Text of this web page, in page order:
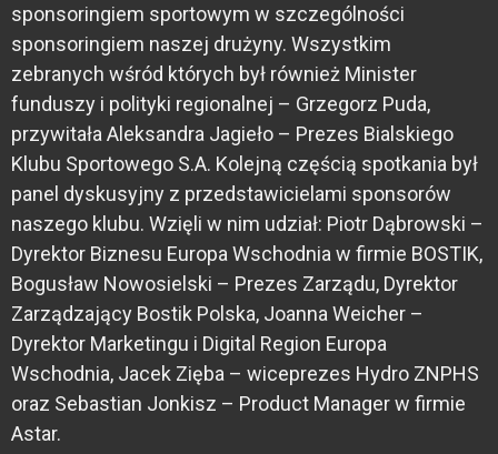
sponsoringiem sportowym w szczególności
sponsoringiem naszej drużyny. Wszystkim
zebranych wśród których był również Minister
funduszy i polityki regionalnej – Grzegorz Puda,
przywitała Aleksandra Jagieło – Prezes Bialskiego
Klubu Sportowego S.A. Kolejną częścią spotkania był
panel dyskusyjny z przedstawicielami sponsorów
naszego klubu. Wzięli w nim udział: Piotr Dąbrowski –
Dyrektor Biznesu Europa Wschodnia w firmie BOSTIK,
Bogusław Nowosielski – Prezes Zarządu, Dyrektor
Zarządzający Bostik Polska, Joanna Weicher –
Dyrektor Marketingu i Digital Region Europa
Wschodnia, Jacek Zięba – wiceprezes Hydro ZNPHS
oraz Sebastian Jonkisz – Product Manager w firmie
Astar.